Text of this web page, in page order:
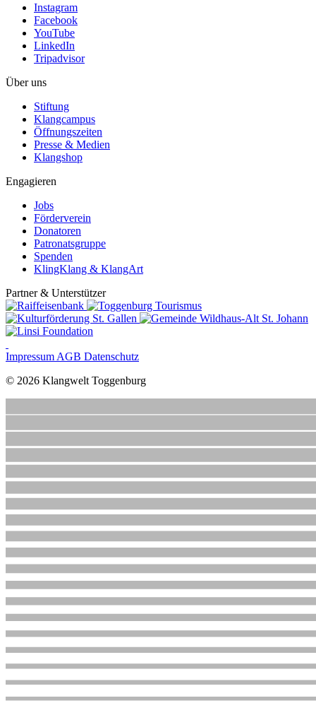
Instagram
Facebook
YouTube
LinkedIn
Tripadvisor
Über uns
Stiftung
Klangcampus
Öffnungszeiten
Presse & Medien
Klangshop
Engagieren
Jobs
Förderverein
Donatoren
Patronatsgruppe
Spenden
KlingKlang & KlangArt
Partner & Unterstützer
Impressum AGB Datenschutz
© 2026 Klangwelt Toggenburg